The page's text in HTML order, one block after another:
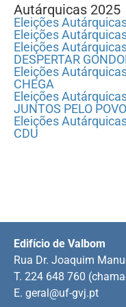
Autárquicas 2025
Eleições
Eleições
Eleições
DESPERTAR
Eleições
CHEGA
Eleições
JUNTOS PELO POVO
Eleições
CDU
Edifício de Valbom
Rua Dr. Joaquim
T. 224 648 760
E. geral@uf-gvj.pt